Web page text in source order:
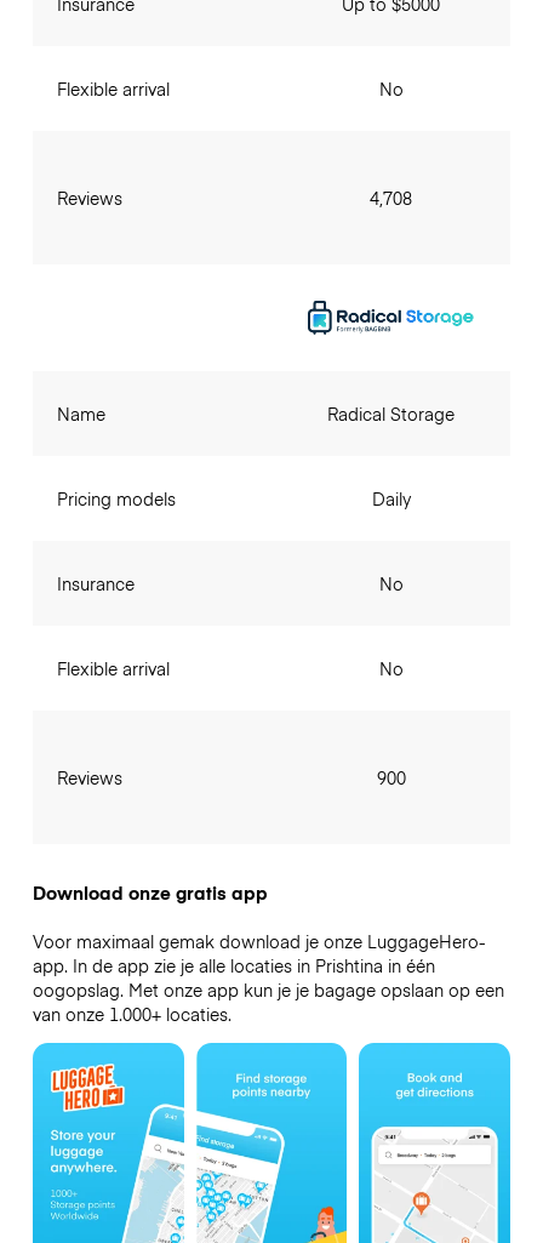
Flexible arrival
Reviews
No
4,708
Name
Pricing models
Insurance
Flexible arrival
Reviews
Radical Storage
Daily
No
No
900
Download onze gratis app
Voor maximaal gemak download je onze LuggageHero-
app. In de app zie je alle locaties in Prishtina in één
oogopslag. Met onze app kun je je bagage opslaan op een
van onze 1.000+ locaties.